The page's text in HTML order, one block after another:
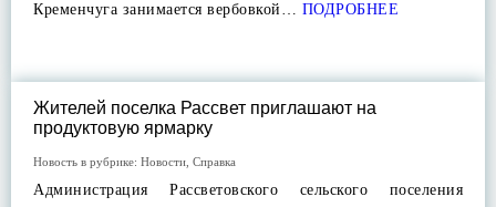
Кременчуга занимается вербовкой… ПОДРОБНЕЕ
Жителей поселка Рассвет приглашают на
продуктовую ярмарку
Новость в рубрике: Новости Справка
Администрация Рассветовского сельского поселения